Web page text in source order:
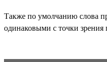
Также по умолчанию слова
одинаковыми с точки зрения